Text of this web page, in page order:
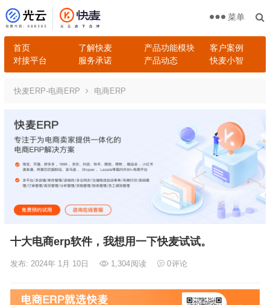
首页 了解快麦 产品功能模块
客户案例
对接平台
服务承诺 产品动态 快麦小智
菜单
快麦ERP-电商ERP 电商ERP
十大电商erp软件，我想用一下快麦试试。
发布: 2024年 1月 10日 1,304阅读 0评论